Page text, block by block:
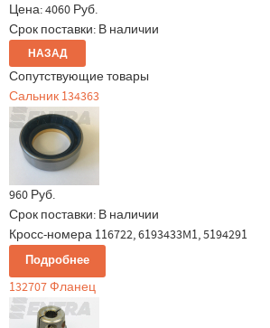
Цена:4060 Руб.
Срок поставки: В наличии
Сопутствующие товары
Сальник 134363
960 Руб.
Срок поставки: В наличии
Кросс-номера 116722, 6193433M1, 5194291
Подробнее
132707 Фланец